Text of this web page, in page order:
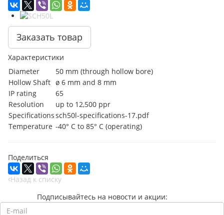
Заказать товар
Характеристики
Diameter
50 mm (through hollow bore)
Hollow Shaft ø 6 mm and 8 mm
IP rating
65
Resolution
up to 12,500 ppr
Specificationssch50l-specifications-17.pdf
Temperature -40° C to 85° C (operating)
Поделиться
Назад к списку
Подписывайтесь на новости и акции: